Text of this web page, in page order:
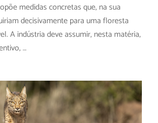
medidas concretas que, na sua
decisivamente para uma floresta
A indústria deve assumir, nesta matéria,
…